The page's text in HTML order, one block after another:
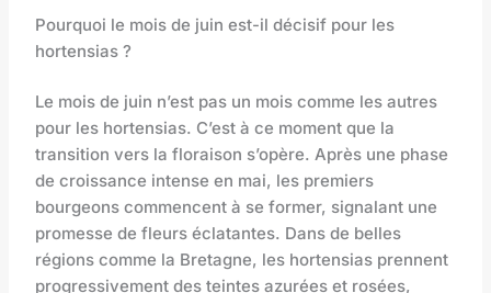
Pourquoi le mois de juin est-il décisif pour les
hortensias ?
Le mois de juin n’est pas un mois comme les autres
pour les hortensias. C’est à ce moment que la
transition vers la floraison s’opère. Après une phase
de croissance intense en mai, les premiers
bourgeons commencent à se former, signalant une
promesse de fleurs éclatantes. Dans de belles
régions comme la Bretagne, les hortensias prennent
progressivement des teintes azurées et rosées,